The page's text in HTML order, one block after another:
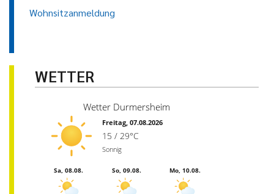
Wohnsitzanmeldung
WETTER
Wetter Durmersheim
Freitag, 07.08.2026
15 / 29°C
Sonnig
Sa, 08.08. So, 09.08. Mo, 10.08.